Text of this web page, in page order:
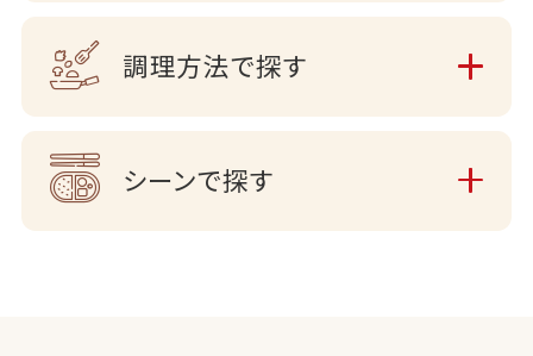
調理方法で探す
シーンで探す